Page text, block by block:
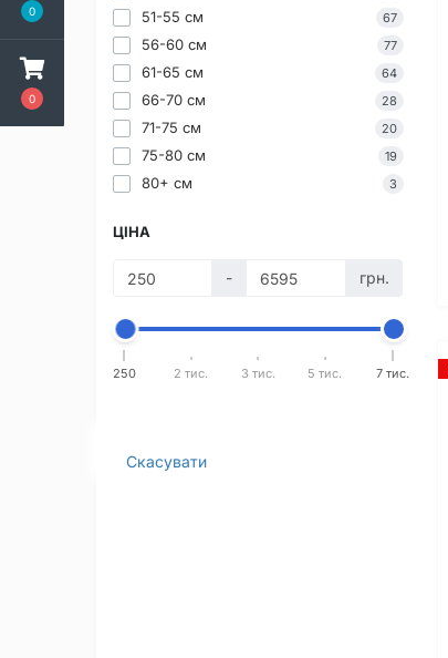
0
0
51-55 см 67
56-60 см 77
61-65 см 64
66-70 см 28
71-75 см 20
75-80 см 19
80+ см 3
ЦІНА
- грн.
250 2 тис. 3 тис. 5 тис. 7 тис.
Скасувати